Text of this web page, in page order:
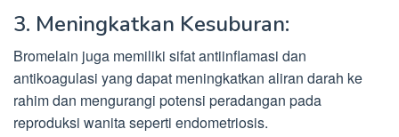
3. Meningkatkan Kesuburan:
Bromelain juga memiliki sifat antiinflamasi dan
antikoagulasi yang dapat meningkatkan aliran darah ke
rahim dan mengurangi potensi peradangan pada
reproduksi wanita seperti endometriosis.